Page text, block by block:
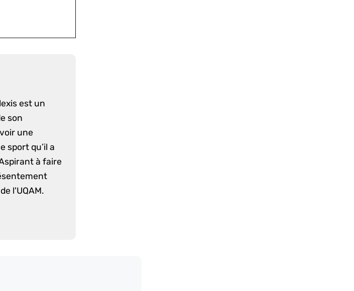
est un
son
une
sport qu’il a
à faire
l'UQAM.